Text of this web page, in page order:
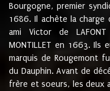
Bourgogne, premier
1686. Il achète la charge
ami Victor de
MONTILLET en 1663. Ils
marquis de Rougemont
du Dauphin. Avant de
frère et soeurs, les deux